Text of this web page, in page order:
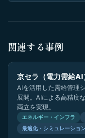
関連する事例
京セラ（電力需給AI
AIを活用した需給管理
展開。AIによる高精度
両立を実現。
エネルギー・インフラ
最適化・シミュレーショ